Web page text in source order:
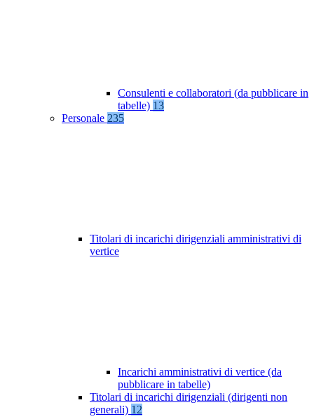
Consulenti e collaboratori (da pubblicare in
tabelle) 13
Personale 235
Titolari di incarichi dirigenziali amministrativi di
vertice
Incarichi amministrativi di vertice (da
pubblicare in tabelle)
Titolari di incarichi dirigenziali (dirigenti non
generali) 12